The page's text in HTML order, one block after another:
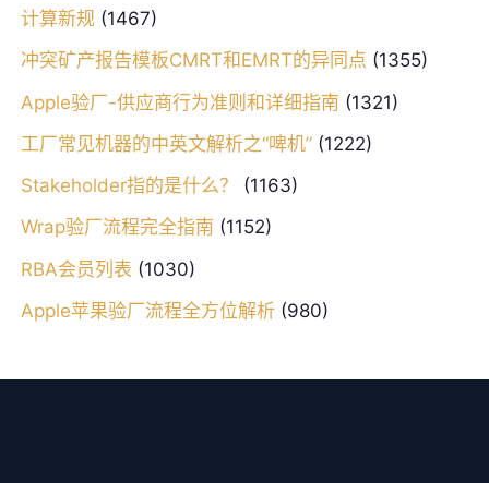
计算新规(1467)
冲突矿产报告模板CMRT和EMRT的异同点 (1355)
Apple验厂-供应商行为准则和详细指南 (1321)
工厂常见机器的中英文解析之“啤机”(1222)
Stakeholder指的是什么？
(1163)
Wrap验厂流程完全指南 (1152)
RBA会员列表 (1030)
Apple苹果验厂流程全方位解析(980)